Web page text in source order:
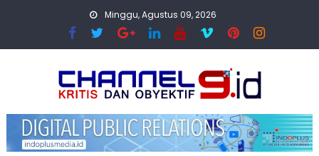
Minggu, Agustus 09, 2026